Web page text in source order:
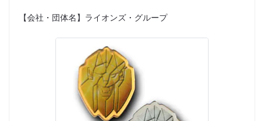
【会社・団体名】ライオンズ・グループ